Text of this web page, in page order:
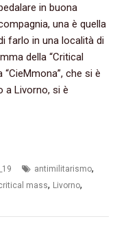
in buona
una è quella
farlo in una località di
della “Critical
che si è
a Livorno, si è
antimilitarismo,
mass, Livorno,